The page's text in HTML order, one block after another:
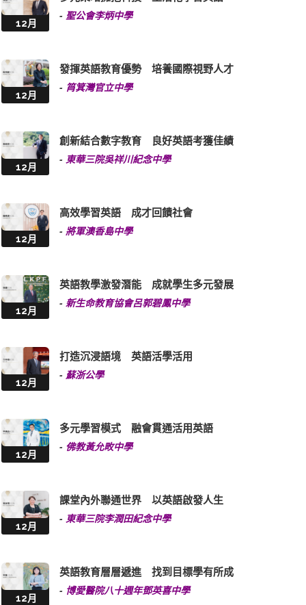
12月
- 聖公會李炳中學
12月
發揮英語教育優勢 培養國際視野人才
- 筲箕灣官立中學
12月
創新結合數字教育 良好英語考獲佳績
- 東華三院吳祥川紀念中學
12月
高效學習英語 成才回饋社會
- 將軍澳香島中學
12月
英語教學激發潛能 成就學生多元發展
- 新生命教育協會呂郭碧鳳中學
12月
打造沉浸語境 英語活學活用
- 蘇浙公學
12月
多元學習模式 融會貫通活用英語
- 佛教黃允畋中學
12月
課堂內外聯通世界 以英語啟發人生
- 東華三院李潤田紀念中學
12月
英語教育層層遞進 找到目標學有所成
- 博愛醫院八十週年鄧英喜中學